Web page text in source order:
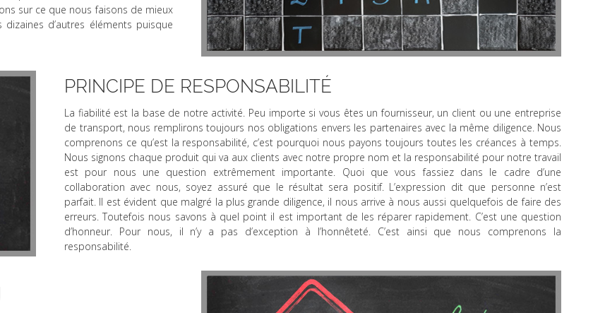
sur ce que nous faisons de mieux
d’autres éléments puisque
PRINCIPE DE RESPONSABILITÉ
La fiabilité est la base de notre activité. Peu importe si vous êtes un fournisseur, un client ou une entreprise
de transport, nous remplirons toujours nos obligations envers les partenaires avec la même diligence. Nous
comprenons ce qu’est la responsabilité, c’est pourquoi nous payons toujours toutes les créances à temps.
Nous signons chaque produit qui va aux clients avec notre propre nom et la responsabilité pour notre travail
est pour nous une question extrêmement importante. Quoi que vous fassiez dans le cadre d’une
collaboration avec nous, soyez assuré que le résultat sera positif. L’expression dit que personne n’est
parfait. Il est évident que malgré la plus grande diligence, il nous arrive à nous aussi quelquefois de faire des
erreurs. Toutefois nous savons à quel point il est important de les réparer rapidement. C’est une question
d’honneur. Pour nous, il n’y a pas d’exception à l’honnêteté. C’est ainsi que nous comprenons la
responsabilité.